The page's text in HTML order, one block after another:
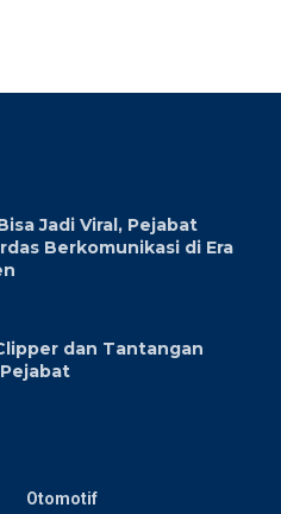
Jadi Viral, Pejabat
Berkomunikasi di Era
dan Tantangan
Otomotif